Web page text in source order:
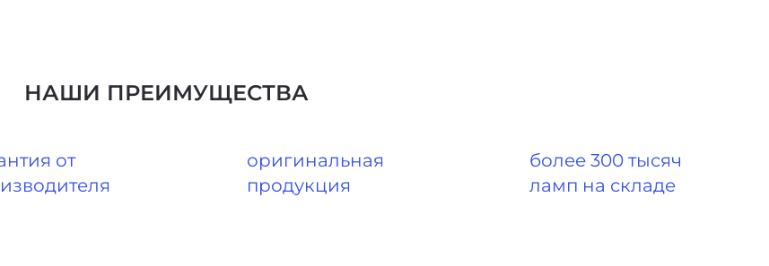
НАШИ ПРЕИМУЩЕСТВА
от
оригинальная
продукция
более 300 тысяч
ламп на складе